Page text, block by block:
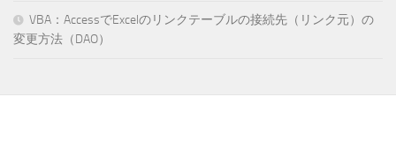
VBA：AccessでExcelのリンクテーブルの接続先（リンク元）の
変更方法（DAO）